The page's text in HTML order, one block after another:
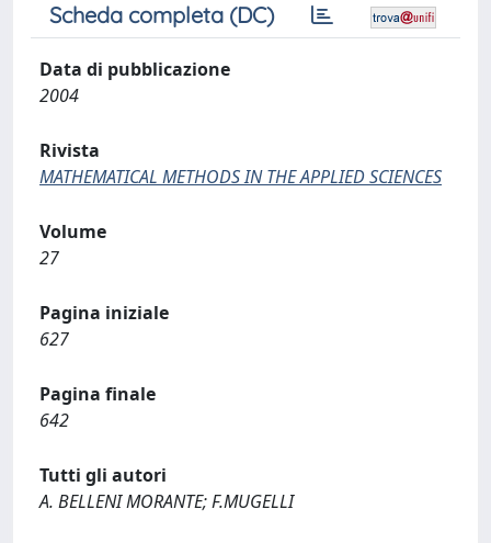
Scheda completa (DC)
Data di pubblicazione
2004
Rivista
MATHEMATICAL METHODS IN THE APPLIED SCIENCES
Volume
27
Pagina iniziale
627
Pagina finale
642
Tutti gli autori
A. BELLENI MORANTE; F.MUGELLI